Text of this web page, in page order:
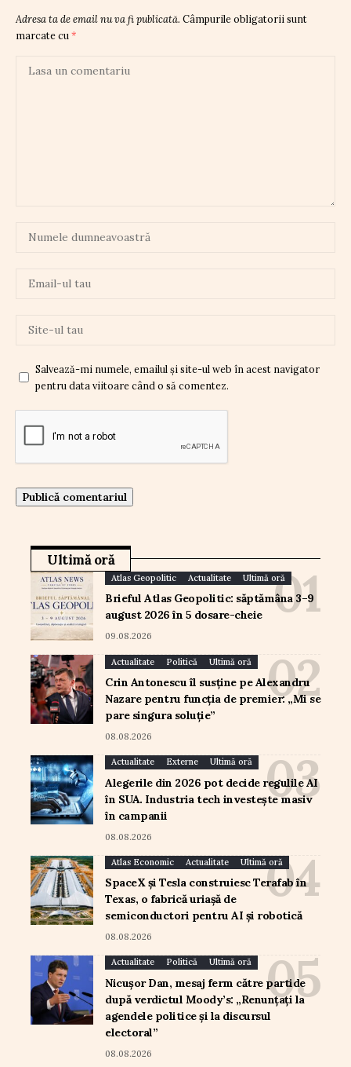
Adresa ta de email nu va fi publicată. Câmpurile obligatorii sunt
marcate cu *
Salvează-mi numele, emailul și site-ul web în acest navigator
pentru data viitoare când o să comentez.
Ultimă oră
Atlas Geopolitic Actualitate Ultimă oră
Brieful Atlas Geopolitic: săptămâna 3–9
august 2026 în 5 dosare-cheie
09.08.2026
Actualitate Politică Ultimă oră
Crin Antonescu îl susține pe Alexandru
Nazare pentru funcția de premier: „Mi se
pare singura soluție”
08.08.2026
Actualitate Externe Ultimă oră
Alegerile din 2026 pot decide regulile AI
în SUA. Industria tech investește masiv
în campanii
08.08.2026
Atlas Economic Actualitate Ultimă oră
SpaceX și Tesla construiesc Terafab în
Texas, o fabrică uriașă de
semiconductori pentru AI și robotică
08.08.2026
Actualitate Politică Ultimă oră
Nicușor Dan, mesaj ferm către partide
după verdictul Moody’s: „Renunțați la
agendele politice și la discursul
electoral”
08.08.2026